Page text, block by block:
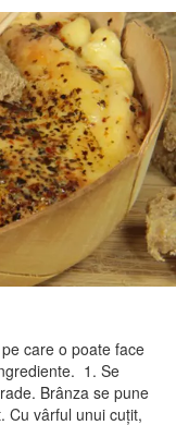
care o poate face
1. Se
Brânza se pune
Cu vârful unui cuțit,